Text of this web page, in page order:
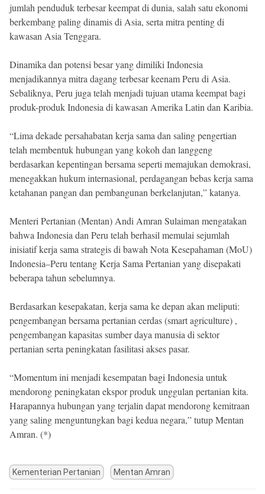
jumlah penduduk terbesar keempat di dunia, salah satu ekonomi
berkembang paling dinamis di Asia, serta mitra penting di
kawasan Asia Tenggara.
Dinamika dan potensi besar yang dimiliki Indonesia
menjadikannya mitra dagang terbesar keenam Peru di Asia.
Sebaliknya, Peru juga telah menjadi tujuan utama keempat bagi
produk-produk Indonesia di kawasan Amerika Latin dan Karibia.
“Lima dekade persahabatan kerja sama dan saling pengertian
telah membentuk hubungan yang kokoh dan langgeng
berdasarkan kepentingan bersama seperti memajukan demokrasi,
menegakkan hukum internasional, perdagangan bebas kerja sama
ketahanan pangan dan pembangunan berkelanjutan,” katanya.
Menteri Pertanian (Mentan) Andi Amran Sulaiman mengatakan
bahwa Indonesia dan Peru telah berhasil memulai sejumlah
inisiatif kerja sama strategis di bawah Nota Kesepahaman (MoU)
Indonesia–Peru tentang Kerja Sama Pertanian yang disepakati
beberapa tahun sebelumnya.
Berdasarkan kesepakatan, kerja sama ke depan akan meliputi:
pengembangan bersama pertanian cerdas (smart agriculture) ,
pengembangan kapasitas sumber daya manusia di sektor
pertanian serta peningkatan fasilitasi akses pasar.
“Momentum ini menjadi kesempatan bagi Indonesia untuk
mendorong peningkatan ekspor produk unggulan pertanian kita.
Harapannya hubungan yang terjalin dapat mendorong kemitraan
yang saling menguntungkan bagi kedua negara,” tutup Mentan
Amran. (*)
Kementerian Pertanian Mentan Amran